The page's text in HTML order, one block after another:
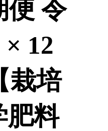
便 令
12
栽培
肥料